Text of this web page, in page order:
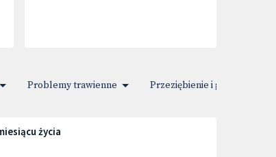
Problemy trawienne Przeziębienie i gorączka
życia